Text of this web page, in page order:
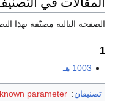
الصفحة التالية مصنّفة بهذا
1
1003 هـ
تصنيفان:
parameter